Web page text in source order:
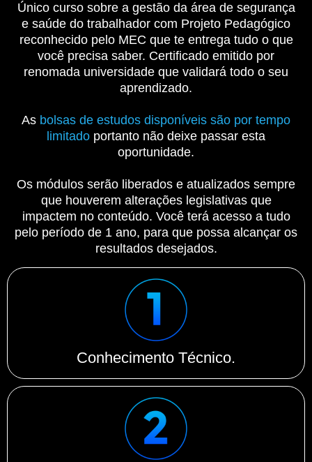
Único curso sobre a gestão da área de segurança
e saúde do trabalhador com Projeto Pedagógico
reconhecido pelo MEC que te entrega tudo o que
você precisa saber. Certificado emitido por
renomada universidade que validará todo o seu
aprendizado.
As bolsas de estudos disponíveis são por tempo
limitado portanto não deixe passar esta
oportunidade.
Os módulos serão liberados e atualizados sempre
que houverem alterações legislativas que
impactem no conteúdo. Você terá acesso a tudo
pelo período de 1 ano, para que possa alcançar os
resultados desejados.
Conhecimento Técnico.